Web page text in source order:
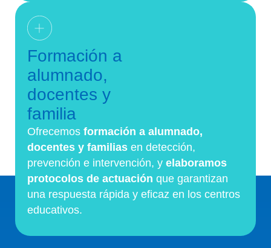
Formación a
alumnado,
docentes y
familia
Ofrecemos formación a alumnado,
docentes y familias en detección,
prevención e intervención, y elaboramos
protocolos de actuación que garantizan
una respuesta rápida y eficaz en los centros
educativos.